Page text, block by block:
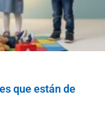
que están de